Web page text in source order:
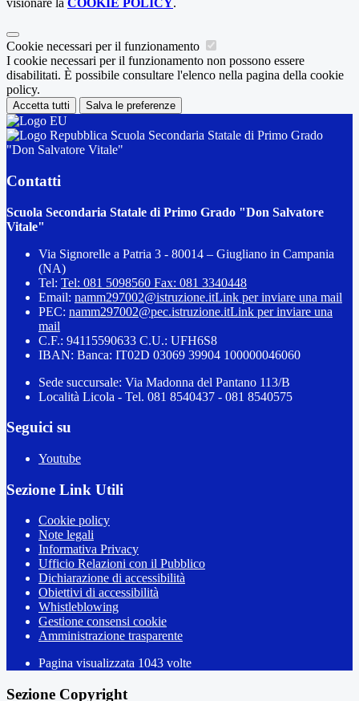
visionare la COOKIE POLICY.
Cookie necessari per il funzionamento
I cookie necessari per il funzionamento non possono essere
disabilitati. È possibile consultare l'elenco nella pagina della cookie
policy.
Accetta tutti Salva le preferenze
Scuola Secondaria Statale di Primo Grado
"Don Salvatore Vitale"
Contatti
Scuola Secondaria Statale di Primo Grado "Don Salvatore
Vitale"
Via Signorelle a Patria 3 - 80014 – Giugliano in Campania
(NA)
Tel: Tel: 081 5098560 Fax: 081 3340448
Email: namm297002@istruzione.itLink per inviare una mail
PEC: namm297002@pec.istruzione.itLink per inviare una
mail
C.F.: 94115590633 C.U.: UFH6S8
IBAN: Banca: IT02D 03069 39904 100000046060
Sede succursale: Via Madonna del Pantano 113/B
Località Licola - Tel. 081 8540437 - 081 8540575
Seguici su
Youtube
Sezione Link Utili
Cookie policy
Note legali
Informativa Privacy
Ufficio Relazioni con il Pubblico
Dichiarazione di accessibilità
Obiettivi di accessibilità
Whistleblowing
Gestione consensi cookie
Amministrazione trasparente
Pagina visualizzata 1043 volte
Sezione Copyright